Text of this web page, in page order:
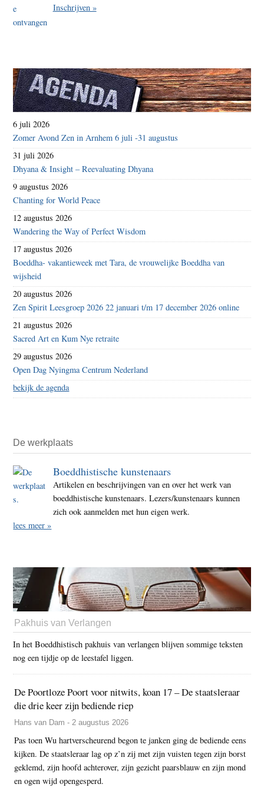
Inschrijven »
6 juli 2026
Zomer Avond Zen in Arnhem 6 juli -31 augustus
31 juli 2026
Dhyana & Insight – Reevaluating Dhyana
9 augustus 2026
Chanting for World Peace
12 augustus 2026
Wandering the Way of Perfect Wisdom
17 augustus 2026
Boeddha- vakantieweek met Tara, de vrouwelijke Boeddha van
wijsheid
20 augustus 2026
Zen Spirit Leesgroep 2026 22 januari t/m 17 december 2026 online
21 augustus 2026
Sacred Art en Kum Nye retraite
29 augustus 2026
Open Dag Nyingma Centrum Nederland
bekijk de agenda
De werkplaats
Boeddhistische kunstenaars
Artikelen en beschrijvingen van en over het werk van
boeddhistische kunstenaars. Lezers/kunstenaars kunnen
zich ook aanmelden met hun eigen werk.
lees meer »
Pakhuis van Verlangen
In het Boeddhistisch pakhuis van verlangen blijven sommige teksten
nog een tijdje op de leestafel liggen.
De Poortloze Poort voor nitwits, koan 17 – De staatsleraar
die drie keer zijn bediende riep
Hans van Dam - 2 augustus 2026
Pas toen Wu hartverscheurend begon te janken ging de bediende eens
kijken. De staatsleraar lag op z’n zij met zijn vuisten tegen zijn borst
geklemd, zijn hoofd achterover, zijn gezicht paarsblauw en zijn mond
en ogen wijd opengesperd.